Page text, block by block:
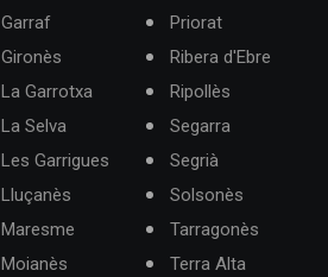
Garraf
Gironès
La Garrotxa
La Selva
Les Garrigues
Lluçanès
Maresme
Moianès
Priorat
Ribera d'Ebre
Ripollès
Segarra
Segrià
Solsonès
Tarragonès
Terra Alta